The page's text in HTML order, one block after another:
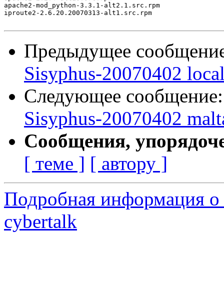
apache2-mod_python-3.3.1-alt2.1.src.rpm
iproute2-2.6.20.20070313-alt1.src.rpm
Предыдущее
Sisyphus-20070402
Следующее
Sisyphus-20070402
Сообщения,
[ теме ] [ автору ]
Подробная информация о
cybertalk